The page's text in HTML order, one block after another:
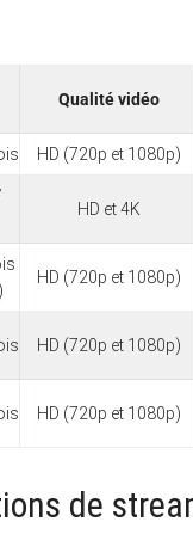
Qualité vidéo
HD (720p et 1080p)
HD et 4K
HD (720p et 1080p)
HD (720p et 1080p)
HD (720p et 1080p)
de